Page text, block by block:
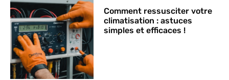
Comment ressusciter votre
climatisation : astuces
simples et efficaces !